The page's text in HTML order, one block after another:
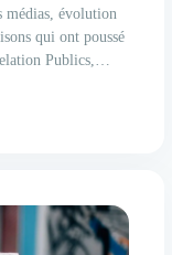
médias, évolution
qui ont poussé
Publics,
entre RP.